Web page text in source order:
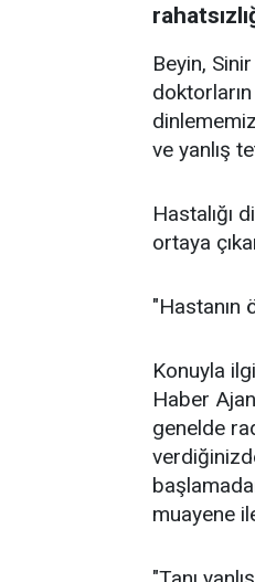
Beyin,
ve yanlış
Hastalığı
ortaya
"Hastanın
Konuyla
Haber
genelde
muayene